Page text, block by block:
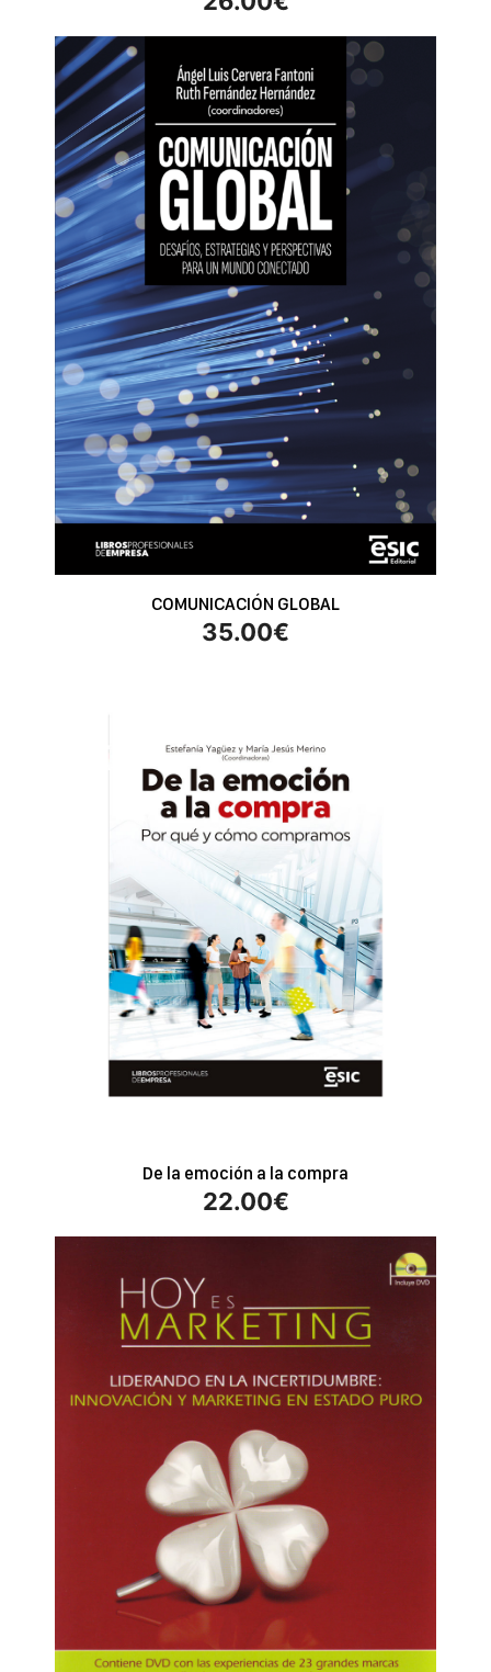
COMUNICACIÓN GLOBAL
35.00€
De la emoción a la compra
22.00€